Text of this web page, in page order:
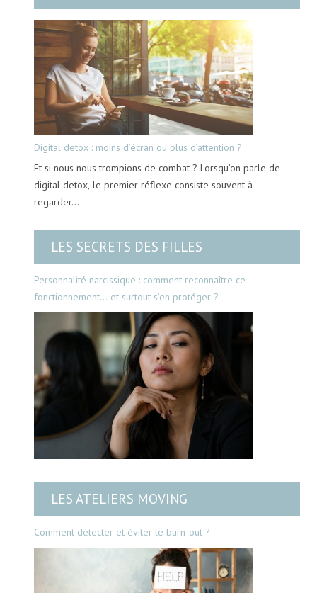
Digital detox : moins d’écran ou plus d’attention ?
Et si nous nous trompions de combat ? Lorsqu’on parle de
digital detox, le premier réflexe consiste souvent à
regarder…
LES SECRETS DES FILLES
Personnalité narcissique : comment reconnaître ce
fonctionnement… et surtout s’en protéger ?
LES ATELIERS MOVING
Comment détecter et éviter le burn-out ?